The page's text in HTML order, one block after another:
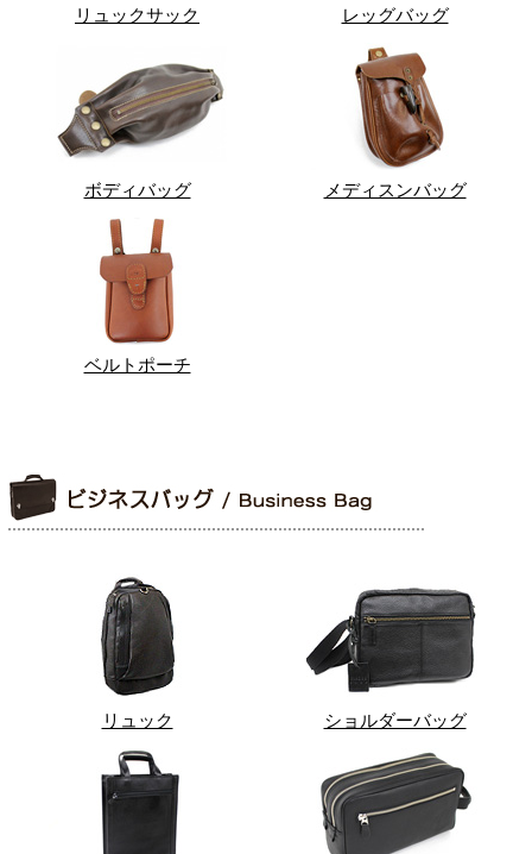
リュックサック レッグバッグ
ボディバッグ メディスンバッグ
ベルトポーチ
リュック ショルダーバッグ